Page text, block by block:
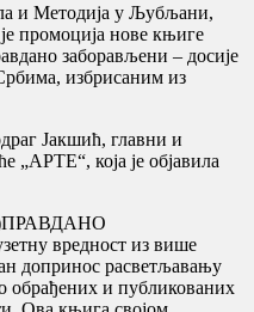
и Методија у Љубљани,
промоција нове књиге
заборављени – досије
избрисаним из
Јакшић, главни и
„АРТЕ“, која је објавила
вредност из више
допринос расветљавању
обрађених и публикованих